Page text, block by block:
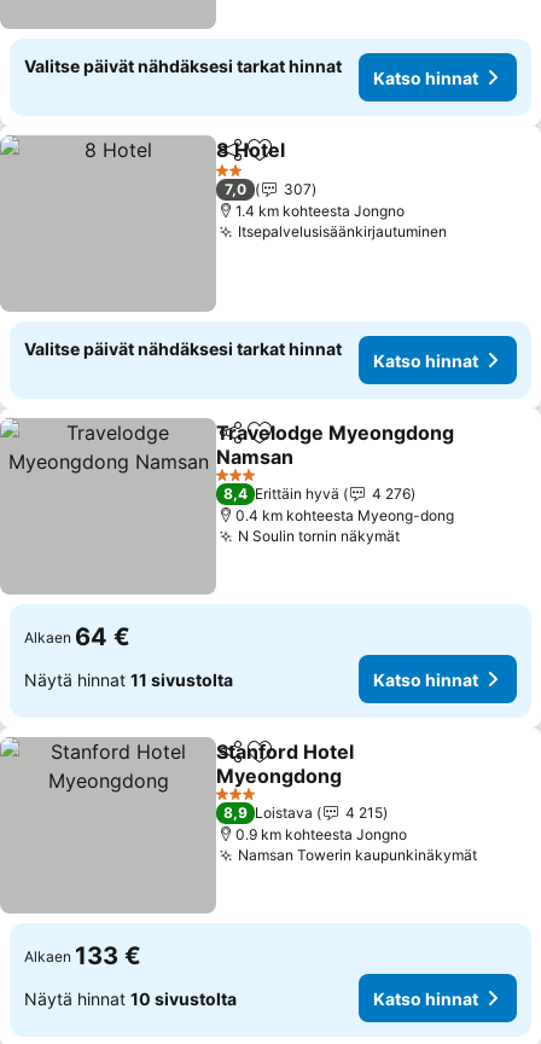
Valitse päivät nähdäksesi tarkat hinnat
Katso hinnat
Jaa Lisää suosikkeihin
8 Hotel
2 Tähtiluokitus
7,0
307
1.4 km kohteesta Jongno
Itsepalvelusisäänkirjautuminen
Valitse päivät nähdäksesi tarkat hinnat
Katso hinnat
Jaa Lisää suosikkeihin
Travelodge Myeongdong
Namsan
Katso hinnat
3 Tähtiluokitus
8,4 Erittäin hyvä
4 276
0.4 km kohteesta Myeong-dong
N Soulin tornin näkymätKatso hinnat
Alkaen 64 €
Näytä hinnat 11 sivustolta Katso hinnat
Jaa Lisää suosikkeihin
Stanford Hotel
Myeongdong
Katso hinnat
3 Tähtiluokitus
8,9 Loistava
4 215
0.9 km kohteesta Jongno
Namsan Towerin kaupunkinäkymätKatso
Alkaen 133 €
Näytä hinnat 10 sivustolta Katso hinnat